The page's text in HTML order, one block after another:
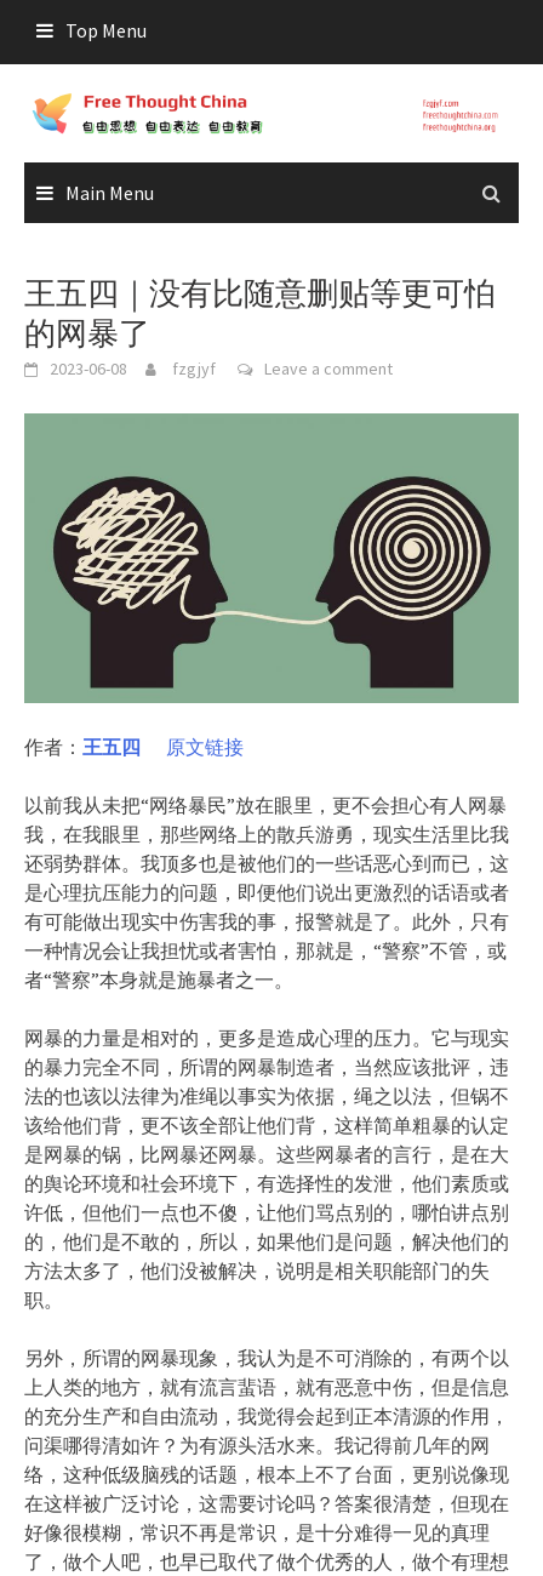
content
Top Menu
Main Menu
王五四｜没有比随意删贴等更可怕
的网暴了
2023-06-08 fzgjyf Leave a comment
作者： 王五四 原文链接
以前我从未把“网络暴民”放在眼里，更不会担心有人网暴
我，在我眼里，那些网络上的散兵游勇，现实生活里比我
还弱势群体。我顶多也是被他们的一些话恶心到而已，这
是心理抗压能力的问题，即便他们说出更激烈的话语或者
有可能做出现实中伤害我的事，报警就是了。此外，只有
一种情况会让我担忧或者害怕，那就是，“警察”不管，或
者“警察”本身就是施暴者之一。
网暴的力量是相对的，更多是造成心理的压力。它与现实
的暴力完全不同，所谓的网暴制造者，当然应该批评，违
法的也该以法律为准绳以事实为依据，绳之以法，但锅不
该给他们背，更不该全部让他们背，这样简单粗暴的认定
是网暴的锅，比网暴还网暴。这些网暴者的言行，是在大
的舆论环境和社会环境下，有选择性的发泄，他们素质或
许低，但他们一点也不傻，让他们骂点别的，哪怕讲点别
的，他们是不敢的，所以，如果他们是问题，解决他们的
方法太多了，他们没被解决，说明是相关职能部门的失
职。
另外，所谓的网暴现象，我认为是不可消除的，有两个以
上人类的地方，就有流言蜚语，就有恶意中伤，但是信息
的充分生产和自由流动，我觉得会起到正本清源的作用，
问渠哪得清如许？为有源头活水来。我记得前几年的网
络，这种低级脑残的话题，根本上不了台面，更别说像现
在这样被广泛讨论，这需要讨论吗？答案很清楚，但现在
好像很模糊，常识不再是常识，是十分难得一见的真理
了，做个人吧，也早已取代了做个优秀的人，做个有理想